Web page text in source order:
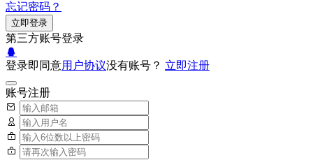
忘记密码？
立即登录
第三方账号登录
登录即同意用户协议没有账号？ 立即注册
账号注册